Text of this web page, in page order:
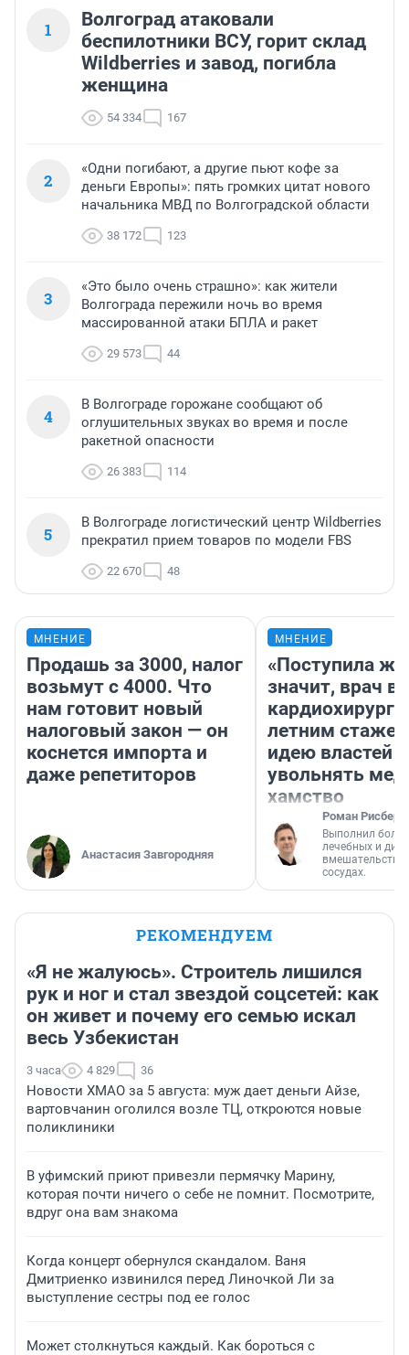
1
Волгоград атаковали
беспилотники ВСУ, горит склад
Wildberries и завод, погибла
женщина
54 334 167
2
«Одни погибают, а другие пьют кофе за
деньги Европы»: пять громких цитат нового
начальника МВД по Волгоградской области
38 172 123
3
«Это было очень страшно»: как жители
Волгограда пережили ночь во время
массированной атаки БПЛА и ракет
29 573 44
4
В Волгограде горожане сообщают об
оглушительных звуках во время и после
ракетной опасности
26 383 114
5
В Волгограде логистический центр Wildberries
прекратил прием товаров по модели FBS
22 670 48
МНЕНИЕ
Продашь за 3000, налог
возьмут с 4000. Что
нам готовит новый
налоговый закон — он
коснется импорта и
даже репетиторов
Анастасия Завгородняя
МНЕНИЕ
«Поступила
значит, врач
кардиохирург
летним
идею властей
увольнять
хамство
Роман Рисберг
Выполнил
лечебных и
вмешательств
сосудах.
РЕКОМЕНДУЕМ
«Я не жалуюсь». Строитель лишился
рук и ног и стал звездой соцсетей: как
он живет и почему его семью искал
весь Узбекистан
3 часа 4 829 36
Новости ХМАО за 5 августа: муж дает деньги Айзе,
вартовчанин оголился возле ТЦ, откроются новые
поликлиники
В уфимский приют привезли пермячку Марину,
которая почти ничего о себе не помнит. Посмотрите,
вдруг она вам знакома
Когда концерт обернулся скандалом. Ваня
Дмитриенко извинился перед Линочкой Ли за
выступление сестры под ее голос
Может столкнуться каждый. Как бороться с